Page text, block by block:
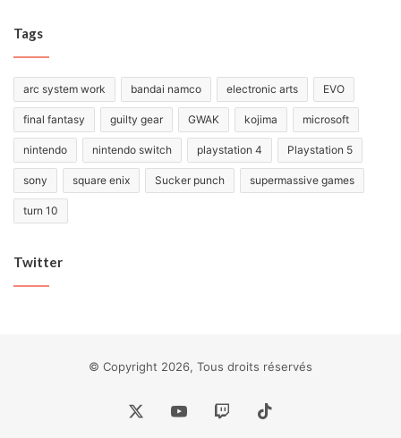
Tags
arc system work bandai namco electronic arts EVO
final fantasy guilty gear GWAK kojima microsoft
nintendo nintendo switch playstation 4 Playstation 5
sony square enix Sucker punch supermassive games
turn 10
Twitter
© Copyright 2026, Tous droits réservés
YouTubeTwitch